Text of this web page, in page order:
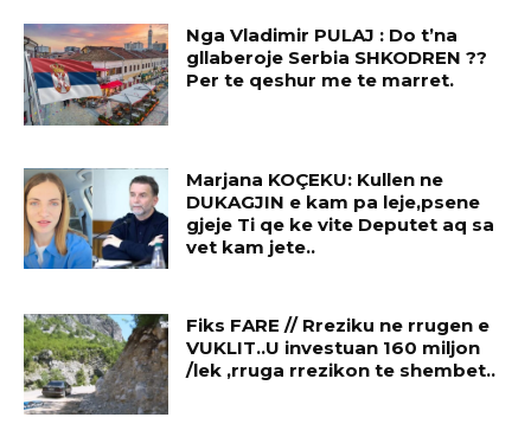
Nga Vladimir PULAJ : Do t’na
gllaberoje Serbia SHKODREN ??
Per te qeshur me te marret.
Marjana KOÇEKU: Kullen ne
DUKAGJIN e kam pa leje,psene
gjeje Ti qe ke vite Deputet aq sa
vet kam jete..
Fiks FARE // Rreziku ne rrugen e
VUKLIT..U investuan 160 miljon
/lek ,rruga rrezikon te shembet..